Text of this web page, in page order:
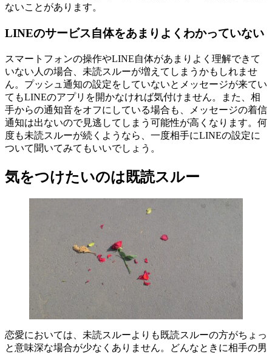
ないことがあります。
LINEのサービス自体をあまりよくわかっていない
スマートフォンの操作やLINE自体があまりよく理解できて
いない人の場合、未読スルーが増えてしまうかもしれませ
ん。プッシュ通知の設定をしていないとメッセージが来てい
てもLINEのアプリを開かなければ気付けません。また、相
手からの通知音をオフにしている場合も、メッセージの着信
通知は出ないので見逃してしまう可能性が高くなります。何
度も未読スルーが続くようなら、一度相手にLINEの設定に
ついて聞いてみてもいいでしょう。
気をつけたいのは既読スルー
恋愛においては、未読スルーよりも既読スルーの方がちょっ
と意味深な場合が少なくありません。どんなときに相手の男